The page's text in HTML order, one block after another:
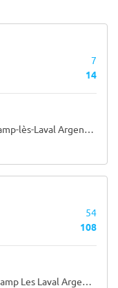
7
14
Laval Argentré 53210
54
108
Laval Argentré 53210